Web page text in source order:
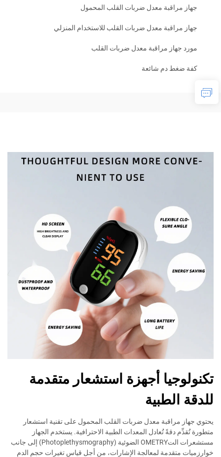
جهاز مراقبة معدل ضربات القلب المحمول
جهاز مراقبة معدل ضربات القلب للاستخدام المنزلي
مورد جهاز مراقبة معدل ضربات القلب
كفة ضغط دم شائعة
تكنولوجيا أجهزة استشعار متقدمة
للدقة الطبية
يحتوي جهاز مراقبة معدل ضربات القلب المحمول على تقنية استشعار
متطورة تُقدِّم دقةً تُعادل المعدات الطبية الاحترافية. يستخدم الجهاز
مستشعرات التOMETRY الضوئية (Photoplethysmography) إلى جانب
خوارزميات متقدمة لمعالجة الإشارات، من أجل قياس تغيرات حجم الدم